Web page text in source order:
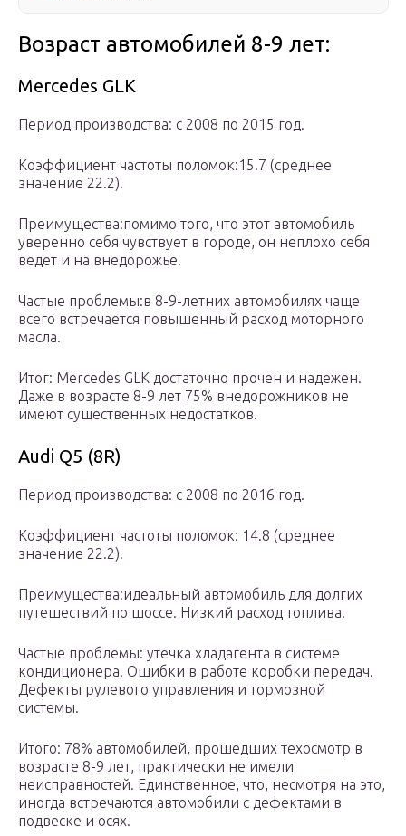
Возраст автомобилей 8-9 лет:
Mercedes GLK
Период производства: с 2008 по 2015 год.
Коэффициент частоты поломок:15.7 (среднее
значение 22.2).
Преимущества:помимо того, что этот автомобиль
уверенно себя чувствует в городе, он неплохо себя
ведет и на внедорожье.
Частые проблемы:в 8-9-летних автомобилях чаще
всего встречается повышенный расход моторного
масла.
Итог: Mercedes GLK достаточно прочен и надежен.
Даже в возрасте 8-9 лет 75% внедорожников не
имеют существенных недостатков.
Audi Q5 (8R)
Период производства: с 2008 по 2016 год.
Коэффициент частоты поломок: 14.8 (среднее
значение 22.2).
Преимущества:идеальный автомобиль для долгих
путешествий по шоссе. Низкий расход топлива.
Частые проблемы: утечка хладагента в системе
кондиционера. Ошибки в работе коробки передач.
Дефекты рулевого управления и тормозной
системы.
Итого: 78% автомобилей, прошедших техосмотр в
возрасте 8-9 лет, практически не имели
неисправностей. Единственное, что, несмотря на это,
иногда встречаются автомобили с дефектами в
подвеске и осях.